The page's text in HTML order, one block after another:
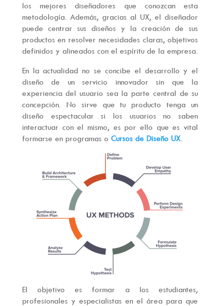
los mejores diseñadores que conozcan esta
metodología. Además, gracias al UX, el diseñador
puede centrar sus diseños y la creación de sus
productos en resolver necesidades claras, objetivos
definidos y alineados con el espíritu de la empresa.
En la actualidad no se concibe el desarrollo y el
diseño de un servicio innovador sin que la
experiencia del usuario sea la parte central de su
concepción. No sirve que tu producto tenga un
diseño espectacular si los usuarios no saben
interactuar con el mismo, es por ello que es vital
formarse en programas o Cursos de Diseño UX.
El objetivo es formar a los estudiantes,
profesionales y especialistas en el área para que